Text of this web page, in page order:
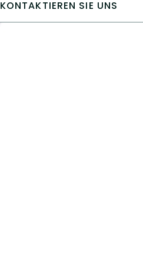
KONTAKTIEREN SIE UNS